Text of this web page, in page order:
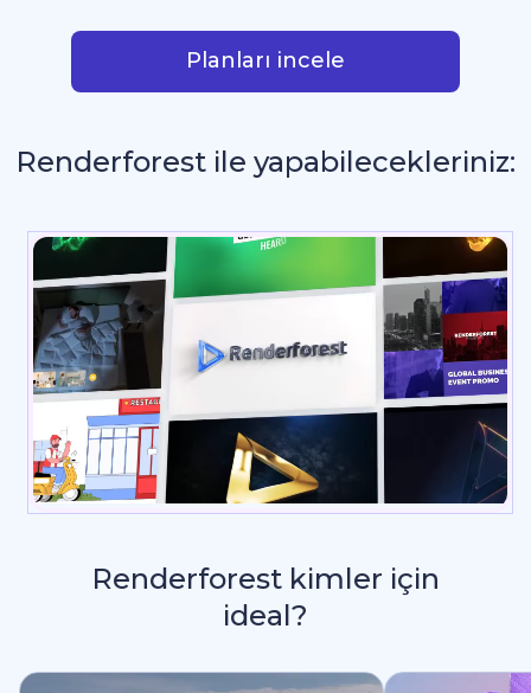
Planları incele
Renderforest ile yapabilecekleriniz:
Renderforest kimler için
ideal?